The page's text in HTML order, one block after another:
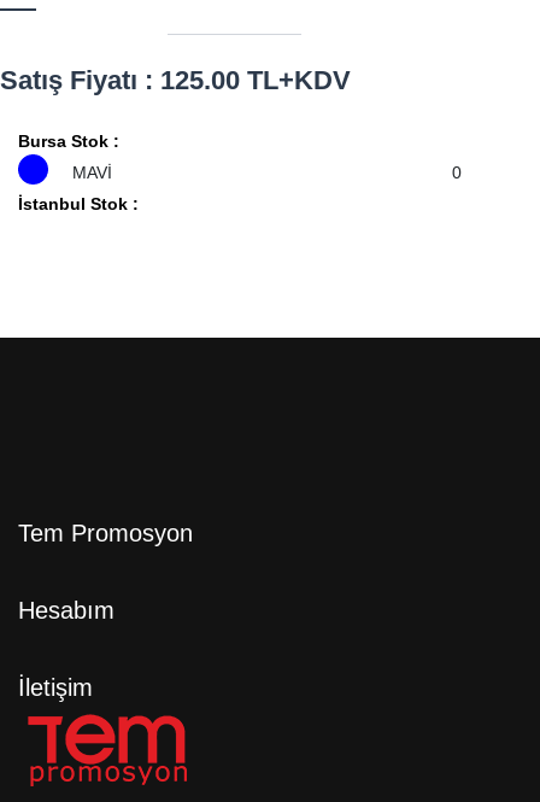
Satış Fiyatı : 125.00 TL+KDV
Bursa Stok :
MAVİ
0
İstanbul Stok :
Tem Promosyon
Hesabım
İletişim